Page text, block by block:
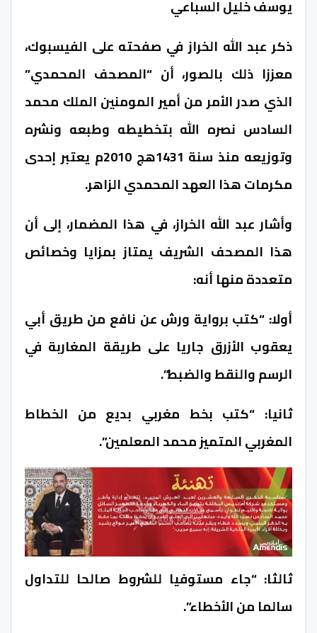
يوسف خليل السباعي
ذكر عبد الله الخراز في صفحته على الفيسبوك،
معززا ذلك بالصور، أن “المصحف المحمدي”
الذي صدر الأمر من أمير المومنين الملك محمد
السادس نصره الله بتخطيطه وطبعه ونشره
وتوزيعه منذ سنة 1431هج 2010م يعتبر إحدى
مكرمات هذا العهد المحمدي الزاهر.
وأشار عبد الله الخراز، في هذا المضمار، إلى أن
هذا المصحف الشريف يمتاز بمزايا وخصائص
متعددة منها أنه:
أولا: “كتب برواية ورش عن نافع من طريق أبي
يعقوب الأزرق جاريا على طريقة المغاربة في
الرسم والنقط والضبط”.
ثانيا: “كتب بخط مغربي بديع من الخطاط
المغربي المتميز محمد المعلمين”.
ثالثا: “جاء مستوفيا للشروط صالحا للتداول
سالما من الأخطاء”.